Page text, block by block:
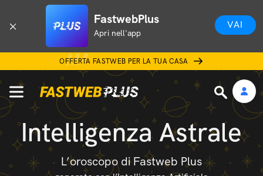
FastwebPlus
Apri nell'app
VAI
OFFERTA FASTWEB PER LA TUA CASA
Intelligenza Astrale
L’oroscopo di Fastweb Plus